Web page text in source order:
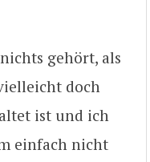
gehört, als
doch
ist und ich
einfach nicht